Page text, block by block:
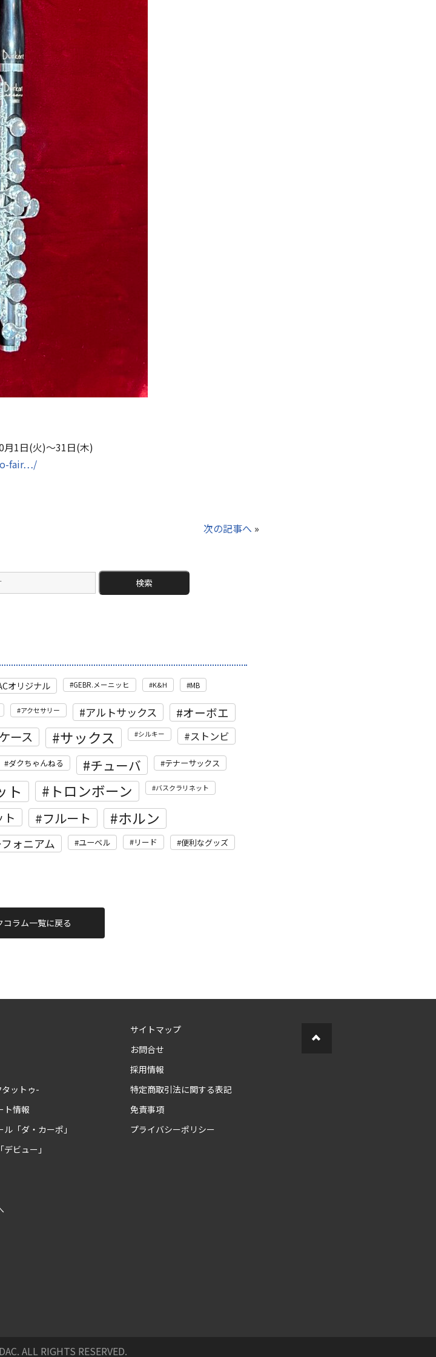
月1日(火)〜31日(木)
fair…/
次の記事へ »
検索
オリジナル GEBR.メーニッヒ K&H MB
アクセサリー アルトサックス オーボエ
ケース サックス シルキー ストンビ
ダクちゃんねる チューバ テナーサックス
ト トロンボーン バスクラリネット
ト フルート ホルン
ォニアム ユーベル リード 便利なグッズ
コラム一覧に戻る
ットゥ-
ト情報
「ダ・カーポ」
ビュー」
サイトマップ
お問合せ
採用情報
特定商取引法に関する表記
免責事項
プライバシーポリシー
ALL RIGHTS RESERVED.